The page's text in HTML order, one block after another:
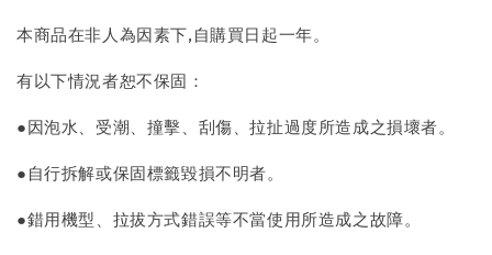
本商品在非人為因素下,自購買日起一年。
有以下情況者恕不保固：
●因泡水、受潮、撞擊、刮傷、拉扯過度所造成之損壞者。
●自行拆解或保固標籤毀損不明者。
●錯用機型、拉拔方式錯誤等不當使用所造成之故障。